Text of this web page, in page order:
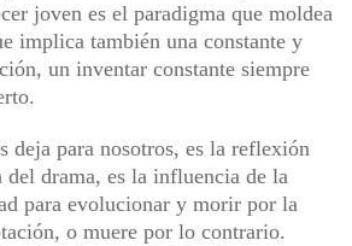
joven es el paradigma que moldea
implica también una constante y
un inventar constante siempre
deja para nosotros, es la reflexión
del drama, es la influencia de la
para evolucionar y morir por la
o muere por lo contrario.